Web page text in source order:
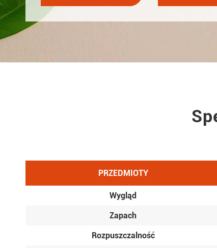
PRZEDMIOTY
Wygląd
Zapach
Rozpuszczalność